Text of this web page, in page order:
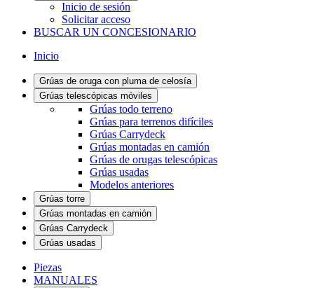
Inicio de sesión
Solicitar acceso
BUSCAR UN CONCESIONARIO
Inicio
Grúas de oruga con pluma de celosía
Grúas telescópicas móviles
Grúas todo terreno
Grúas para terrenos difíciles
Grúas Carrydeck
Grúas montadas en camión
Grúas de orugas telescópicas
Grúas usadas
Modelos anteriores
Grúas torre
Grúas montadas en camión
Grúas Carrydeck
Grúas usadas
Piezas
MANUALES